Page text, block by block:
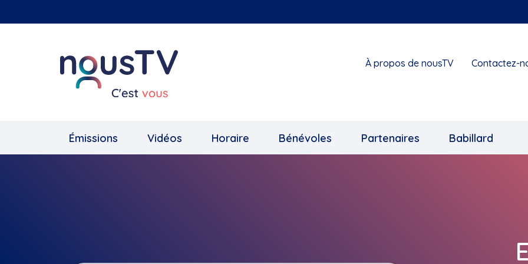
au
À propos de nousTV Contactez-
Émissions Vidéos Horaire Bénévoles Partenaires Babillard